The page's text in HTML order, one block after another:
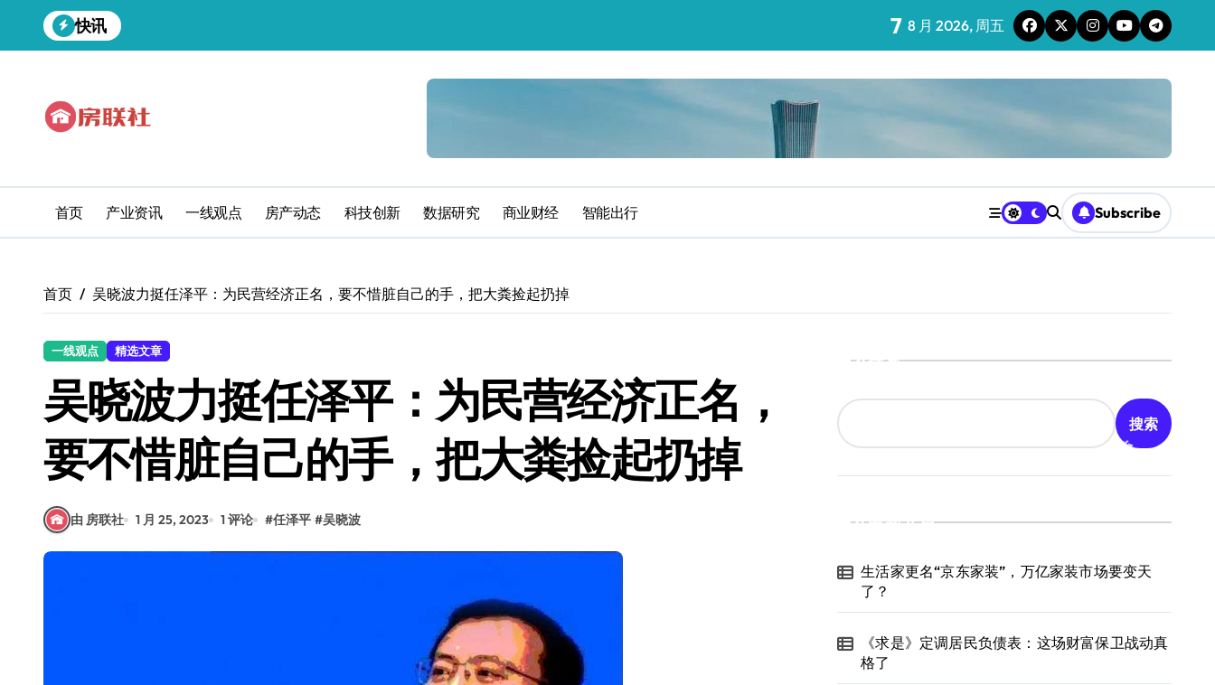
到
快讯 7 8 月 2026, 周五
首页 产业资讯 一线观点 房产动态 科技创新 数据研究 商业财经 智能出行 Subscribe
首页 吴晓波力挺任泽平：为民营经济正名，要不惜脏自己的手，把大粪捡起扔掉
一线观点 精选文章
吴晓波力挺任泽平：为民营经济正名，
要不惜脏自己的手，把大粪捡起扔掉
由 房联社 1 月 25, 2023 1 评论 #任泽平 #吴晓波
搜索
搜索
最新文章
生活家更名“京东家装”，万亿家装市场要变天
了？
《求是》定调居民负债表：这场财富保卫战动真
格了